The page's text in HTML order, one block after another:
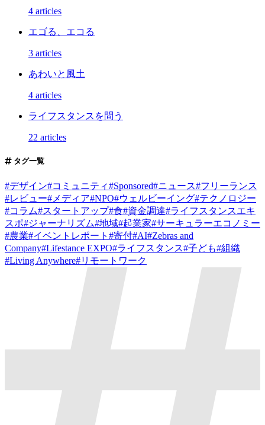
4 articles
エゴる、エコる
3 articles
あわいと風土
4 articles
ライフスタンスを問う
22 articles
タグ一覧
#デザイン#コミュニティ#Sponsored#ニュース#フリーランス
#レビュー# メディア#NPO#ウェルビーイング#テクノロジー
#コラム#スタートアップ#食#資金調達#ライフスタンスエキ
スポ#ジャーナリズム#地域#起業家#サーキュラーエコノミー
#農業#イベントレポート #寄付#AI#Zebras and
Company#Lifestance EXPO#ライフスタンス#子ども#組織
#Living Anywhere#リモートワーク